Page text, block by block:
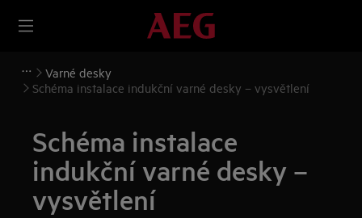
Varné desky
Schéma instalace indukční varné desky – vysvětlení
Schéma instalace
indukční varné desky –
vysvětlení